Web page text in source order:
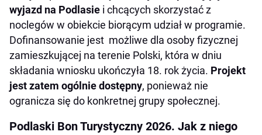
wyjazd na Podlasie i chcących skorzystać z
noclegów w obiekcie biorącym udział w programie.
Dofinansowanie jest możliwe dla osoby fizycznej
zamieszkującej na terenie Polski, która w dniu
składania wniosku ukończyła 18. rok życia. Projekt
jest zatem ogólnie dostępny, ponieważ nie
ogranicza się do konkretnej grupy społecznej.
Podlaski Bon Turystyczny 2026. Jak z niego